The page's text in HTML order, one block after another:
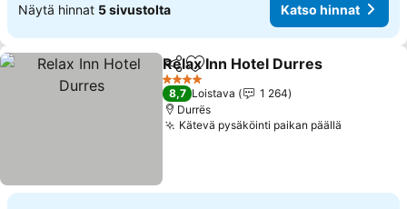
Näytä hinnat 5 sivustolta Katso hinnat
Jaa Lisää suosikkeihin
Relax Inn Hotel Durres
4 Tähtiluokitus
8,7 Loistava
1 264
Durrës
Kätevä pysäköinti paikan päällä